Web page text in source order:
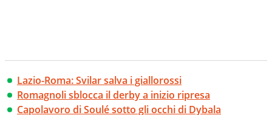
Lazio-Roma: Svilar salva i giallorossi
Romagnoli sblocca il derby a inizio ripresa
Capolavoro di Soulé sotto gli occhi di Dybala